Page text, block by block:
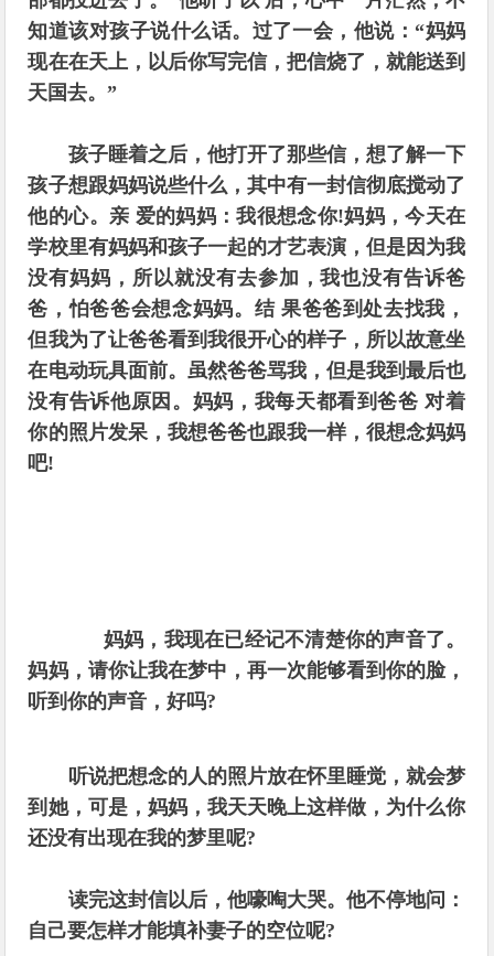
知道该对孩子说什么话。过了一会，他说：“妈妈
现在在天上，以后你写完信，把信烧了，就能送到
天国去。”
孩子睡着之后，他打开了那些信，想了解一下
孩子想跟妈妈说些什么，其中有一封信彻底搅动了
他的心。 亲 爱的妈妈：我很想念你!妈妈，今天在
学校里有妈妈和孩子一起的才艺表演，但是因为我
没有妈妈，所以就没有去参加，我也没有告诉爸
爸，怕爸爸会想念妈妈。结 果爸爸到处去找我，
但我为了让爸爸看到我很开心的样子，所以故意坐
在电动玩具面前。虽然爸爸骂我，但是我到最后也
没有告诉他原因。妈妈，我每天都看到爸爸 对着
你的照片发呆，我想爸爸也跟我一样，很想念妈妈
吧!
妈妈，我现在已经记不清楚你的声音了。
妈妈，请你让我在梦中，再一次能够看到你的脸，
听到你的声音，好吗?
听说把想念的人的照片放在怀里睡觉，就会梦
到她，可是，妈妈，我天天晚上这样做，为什么你
还没有出现在我的梦里呢?
读完这封信以后，他嚎啕大哭。他不停地问：
自己要怎样才能填补妻子的空位呢?